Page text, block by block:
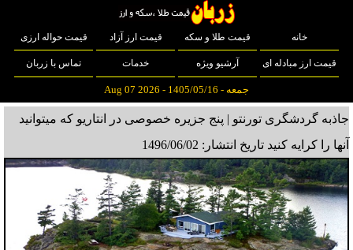
خانه قیمت طلا و سکه قیمت ارز آزاد قیمت حواله ارزی
قیمت ارز مبادله ای آرشیو ویژه خدمات تماس با زربان
جمعه - 1405/05/16 - Aug 07 2026
جاذبه گردشگری تورنتو | پنج جزیره خصوصی در انتاریو که میتوانید
آنها را کرایه کنید تاریخ انتشار: 1496/06/02